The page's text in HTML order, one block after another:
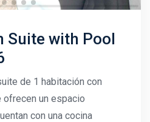
Suite with Pool
de 1 habitación con
ofrecen un espacio
con una cocina